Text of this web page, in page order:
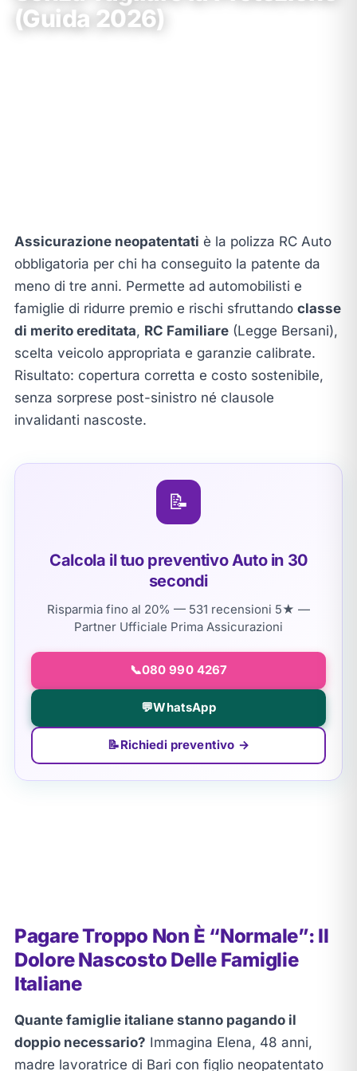
(Guida 2026)
Assicurazione neopatentati è la polizza RC Auto
obbligatoria per chi ha conseguito la patente da
meno di tre anni. Permette ad automobilisti e
famiglie di ridurre premio e rischi sfruttando classe
di merito ereditata, RC Familiare(Legge Bersani),
scelta veicolo appropriata e garanzie calibrate.
Risultato: copertura corretta e costo sostenibile,
senza sorprese post-sinistro né clausole
invalidanti nascoste.
📝
Calcola il tuo preventivo Auto in 30
secondi
Risparmia fino al 20% — 531 recensioni 5★ —
Partner Ufficiale Prima Assicurazioni
📞080 990 4267
💬WhatsApp
📝Richiedi preventivo →
Pagare Troppo Non È “Normale”: Il
Dolore Nascosto Delle Famiglie
Italiane
Quante famiglie italiane stanno pagando il
doppio necessario? Immagina Elena, 48 anni,
madre lavoratrice di Bari con figlio neopatentato